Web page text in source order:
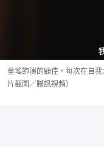
童瑤飾演的顧佳，每次在自
片截圖／騰訊視頻）